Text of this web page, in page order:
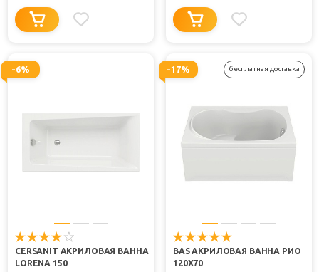
-6%
CERSANIT АКРИЛОВАЯ ВАННА
LORENA 150
-17% бесплатная доставка
BAS АКРИЛОВАЯ ВАННА РИО
120Х70